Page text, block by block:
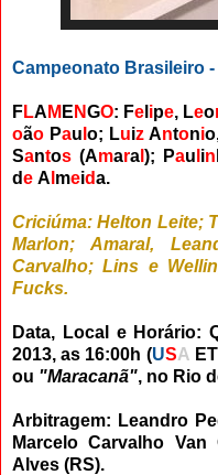
Campeonato Brasileiro -
FLA M E NGO: Fe ipe, Leo
oão Pau o; LuizAntonio
Santos (Amaral ); Pau in
de A meida.
Criciúma: Helton Leite;
Marlon; Amaral,
Carvalho; Lins e
Fucks.
Data, Local e Horário:
2013, as 16:00h (USA
ou "Maracanã", no Rio
Arbitragem: Leandro
Marcelo Carvalho
Alves (RS).